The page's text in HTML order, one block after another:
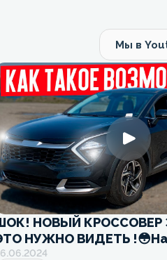
Мы в
НОВЫЙ КРОССОВЕР
НУЖНО ВИДЕТЬ
из Южной